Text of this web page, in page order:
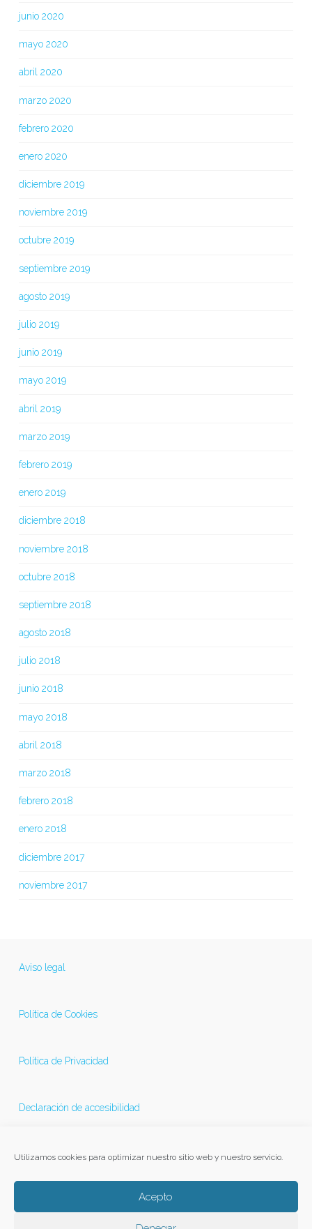
Utilizamos cookies para optimizar nuestro sitio web y nuestro servicio.
Acepto
junio 2020
mayo 2020
abril 2020
marzo 2020
febrero 2020
enero 2020
diciembre 2019
noviembre 2019
octubre 2019
septiembre 2019
agosto 2019
julio 2019
junio 2019
mayo 2019
abril 2019
marzo 2019
febrero 2019
enero 2019
diciembre 2018
noviembre 2018
octubre 2018
septiembre 2018
agosto 2018
julio 2018
junio 2018
mayo 2018
abril 2018
marzo 2018
febrero 2018
enero 2018
diciembre 2017
noviembre 2017
Aviso legal
Política de Cookies
Política de Privacidad
Declaración de accesibilidad